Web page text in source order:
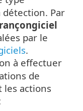
détection. Par
par le
.
à effectuer
de
les actions